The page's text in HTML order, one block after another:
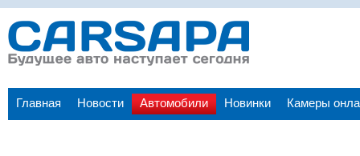
Главная Новости Автомобили Новинки Камеры